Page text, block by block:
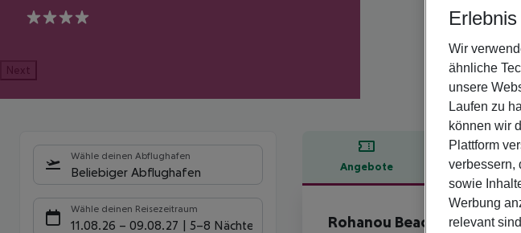
4
Next
Wähle deinen Abflughafen
Beliebiger Abflughafen
Wähle deinen Reisezeitraum
11.08.26 – 09.08.27 5-8 Nächte
Angebote
Rohanou Beach Resort &
Wir
ähnliche
unsere
Laufen zu
können wir
Plattform
verbessern,
sowie
Werbung
relevant